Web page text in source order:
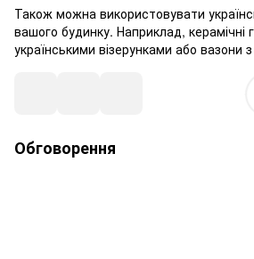
Також можна використовувати
вашого будинку. Наприклад, керамічні
українськими візерунками або вазони
Обговорення